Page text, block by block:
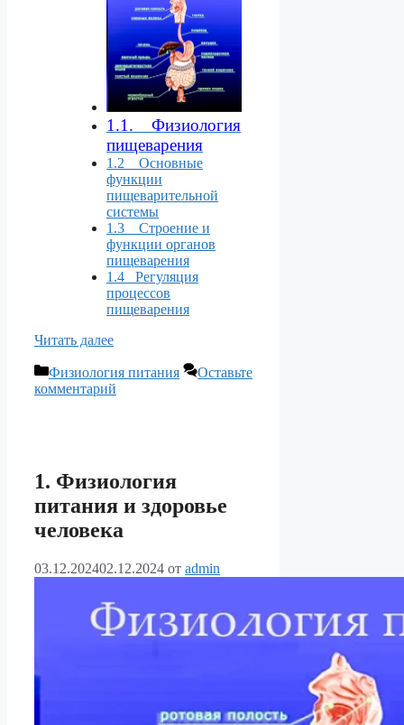
1.1. Физиология
пищеварения
1.2 Основные
функции
пищеварительной
системы
1.3 Строение и
функции органов
пищеварения
1.4 Регуляция
процессов
пищеварения
Читать далее
Рубрики
Физиология питания
Оставьте
комментарий
1. Физиология
питания и здоровье
человека
03.12.202402.12.2024 от admin